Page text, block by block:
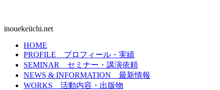
inouekeiichi.net
HOME
PROFILE プロフィール・実績
SEMINAR セミナー・講演依頼
NEWS & INFORMATION 最新情報
WORKS 活動内容・出版物